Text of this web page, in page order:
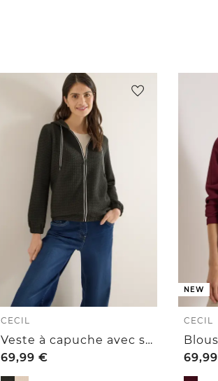
CECIL
Veste à capuche avec structure
69,99 €
NEW
CECIL
69,99